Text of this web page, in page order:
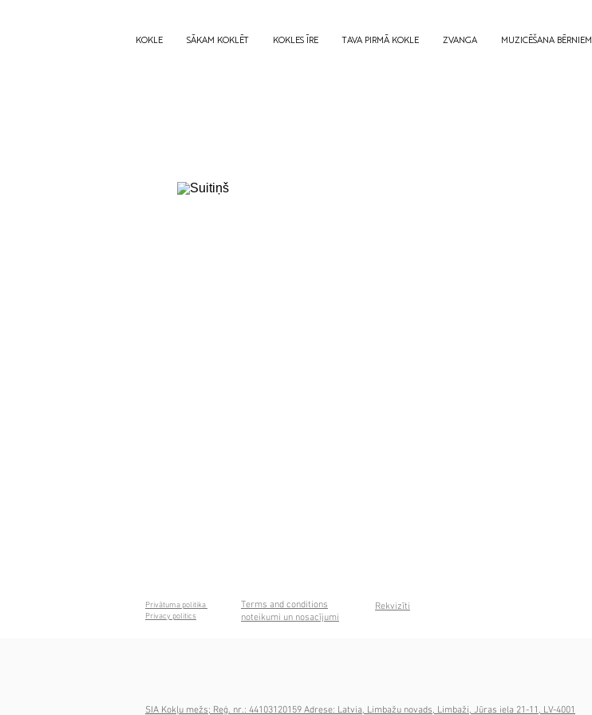
KOKLE SĀKAM KOKLĒT KOKLES ĪRE TAVA PIRMĀ KOKLE ZVANGA MUZICĒŠANA BĒRNIEM
Privātuma politika
Privacy politics
Terms and conditions
noteikumi un nosacījumi
Rekvizīti
SIA Kokļu mežs; Reģ. nr.: 44103120159 Adrese: Latvia, Limbažu novads, Limbaži, Jūras iela 21-11, LV-4001